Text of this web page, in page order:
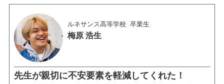
ルネサンス高等学校 卒業生
梅原 浩生
先生が親切に不安要素を軽減してくれた！